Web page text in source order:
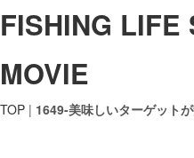
FISHING LIFE
MOVIE
TOP | 1649-美味しいターゲット